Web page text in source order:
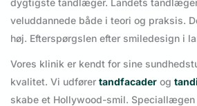
dygtigste tandlæger. Landets
veluddannede både i teori og praksis.
høj. Efterspørgslen efter smiledesign i
Vores klinik er kendt for sine
kvalitet. Vi udfører tandfacader og
skabe et Hollywood-smil.